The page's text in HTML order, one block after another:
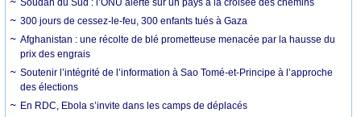
Soudan du Sud : l’ONU alerte sur un pays à la croisée des chemins
300 jours de cessez-le-feu, 300 enfants tués à Gaza
Afghanistan : une récolte de blé prometteuse menacée par la hausse du
prix des engrais
Soutenir l’intégrité de l’information à Sao Tomé-et-Principe à l’approche
des élections
En RDC, Ebola s’invite dans les camps de déplacés